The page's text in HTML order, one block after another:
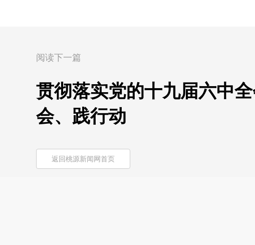
阅读下一篇
贯彻落实党的十九届六中
会、践行动
返回桃源新闻网首页